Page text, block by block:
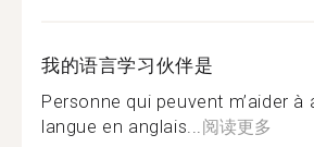
我的语言学习伙伴是
Personne qui peuvent m’aider à
langue en anglais...阅读更多